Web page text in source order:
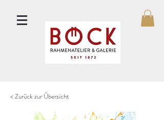
< Zurück zur Übersicht